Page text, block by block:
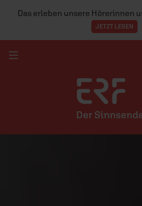
Das erleben unsere Hörerinnen
JETZT LESEN
Navigation überspringen